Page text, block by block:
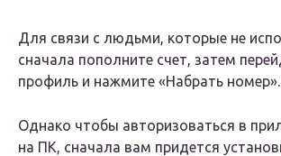
Для связи с людьми, которые не
сначала пополните счет, затем
профиль и нажмите «Набрать номер».
Однако чтобы авторизоваться в
на ПК, сначала вам придется